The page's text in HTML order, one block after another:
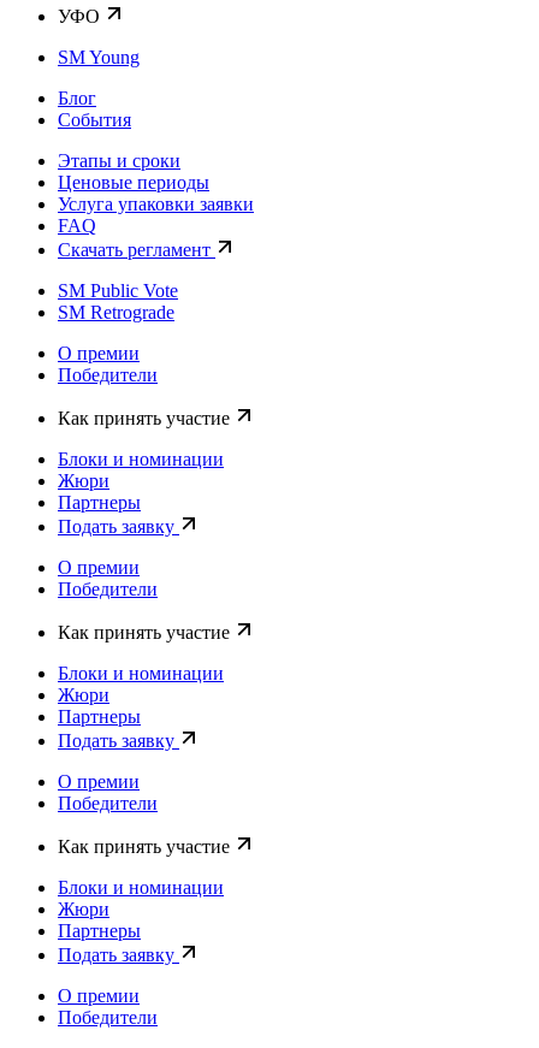
УФО
SM Young
Блог
События
Этапы и сроки
Ценовые периоды
Услуга упаковки заявки
FAQ
Скачать регламент
SM Public Vote
SM Retrograde
О премии
Победители
Как принять участие
Блоки и номинации
Жюри
Партнеры
Подать заявку
О премии
Победители
Как принять участие
Блоки и номинации
Жюри
Партнеры
Подать заявку
О премии
Победители
Как принять участие
Блоки и номинации
Жюри
Партнеры
Подать заявку
О премии
Победители